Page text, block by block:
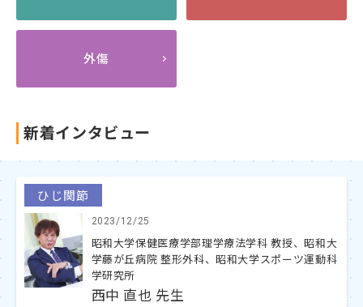
外傷
新着インタビュー
ひじ関節
2023/12/25
昭和大学保健医療学部理学療法学科 教授、昭和大
学藤が丘病院 整形外科、昭和大学スポーツ運動科
学研究所
西中 直也 先生